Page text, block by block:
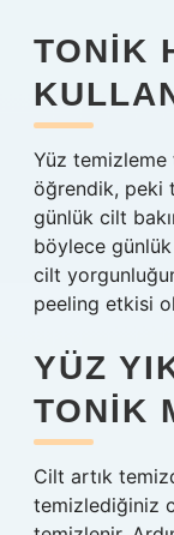
TONIK
Yüz temizleme
öğrendik, peki
günlük cilt
böylece
cilt
peeling etkisi
YÜZ
TONIK
Cilt artık
temizlediğiniz